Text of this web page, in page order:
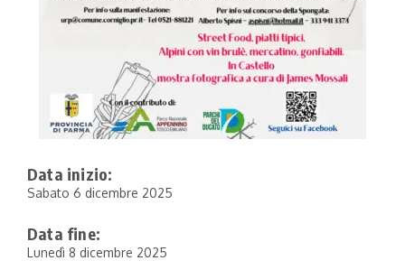
Data inizio:
Sabato 6 dicembre 2025
Data fine:
Lunedì 8 dicembre 2025